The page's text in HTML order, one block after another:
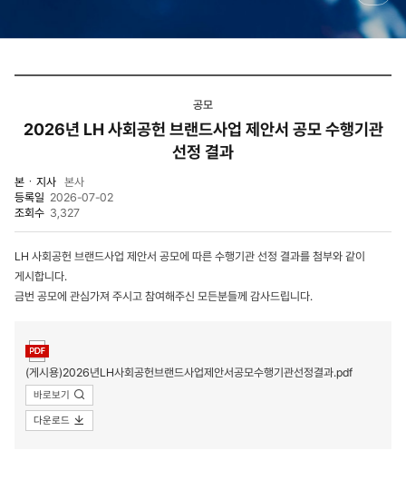
공유
공모
2026년 LH 사회공헌 브랜드사업 제안서 공모 수행기관
선정 결과
본ㆍ지사 본사
등록일 2026-07-02
조회수 3,327
LH 사회공헌 브랜드사업 제안서 공모에 따른 수행기관 선정 결과를 첨부와 같이
게시합니다.
금번 공모에 관심가져 주시고 참여해주신 모든분들께 감사드립니다.
첨부파일
(게시용)2026년LH사회공헌브랜드사업제안서공모수행기관선정결과.pdf
바로보기
다운로드